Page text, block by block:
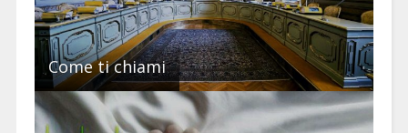
Come ti chiami